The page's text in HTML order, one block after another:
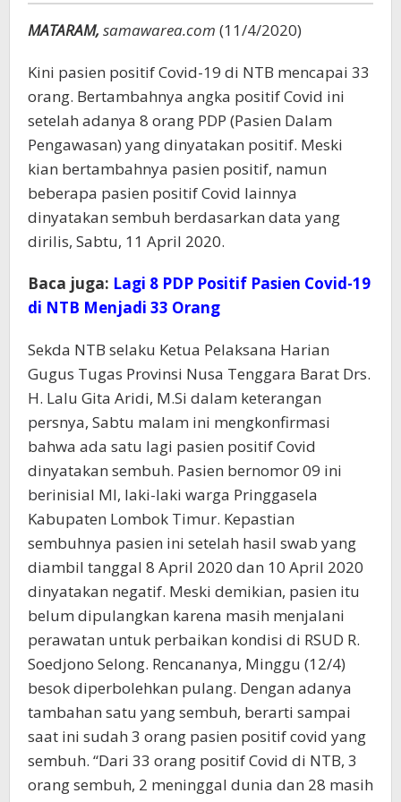
MATARAM, samawarea.com (11/4/2020)
Kini pasien positif Covid-19 di NTB mencapai 33
orang. Bertambahnya angka positif Covid ini
setelah adanya 8 orang PDP (Pasien Dalam
Pengawasan) yang dinyatakan positif. Meski
kian bertambahnya pasien positif, namun
beberapa pasien positif Covid lainnya
dinyatakan sembuh berdasarkan data yang
dirilis, Sabtu, 11 April 2020.
Baca juga: Lagi 8 PDP Positif Pasien Covid-19
di NTB Menjadi 33 Orang
Sekda NTB selaku Ketua Pelaksana Harian
Gugus Tugas Provinsi Nusa Tenggara Barat Drs.
H. Lalu Gita Aridi, M.Si dalam keterangan
persnya, Sabtu malam ini mengkonfirmasi
bahwa ada satu lagi pasien positif Covid
dinyatakan sembuh. Pasien bernomor 09 ini
berinisial MI, laki-laki warga Pringgasela
Kabupaten Lombok Timur. Kepastian
sembuhnya pasien ini setelah hasil swab yang
diambil tanggal 8 April 2020 dan 10 April 2020
dinyatakan negatif. Meski demikian, pasien itu
belum dipulangkan karena masih menjalani
perawatan untuk perbaikan kondisi di RSUD R.
Soedjono Selong. Rencananya, Minggu (12/4)
besok diperbolehkan pulang. Dengan adanya
tambahan satu yang sembuh, berarti sampai
saat ini sudah 3 orang pasien positif covid yang
sembuh. “Dari 33 orang positif Covid di NTB, 3
orang sembuh, 2 meninggal dunia dan 28 masih